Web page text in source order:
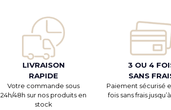
LIVRAISON
RAPIDE
Votre commande sous
24h/48h sur nos produits en
stock
3 OU 4
SANS
Paiement sécurisé
fois sans frais